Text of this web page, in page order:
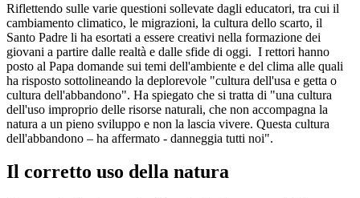
Riflettendo sulle varie questioni sollevate dagli educatori, tra cui il
cambiamento climatico, le migrazioni, la cultura dello scarto, il
Santo Padre li ha esortati a essere creativi nella formazione dei
giovani a partire dalle realtà e dalle sfide di oggi. I rettori hanno
posto al Papa domande sui temi dell'ambiente e del clima alle quali
ha risposto sottolineando la deplorevole "cultura dell'usa e getta o
cultura dell'abbandono". Ha spiegato che si tratta di "una cultura
dell'uso improprio delle risorse naturali, che non accompagna la
natura a un pieno sviluppo e non la lascia vivere. Questa cultura
dell'abbandono – ha affermato - danneggia tutti noi".
Il corretto uso della natura